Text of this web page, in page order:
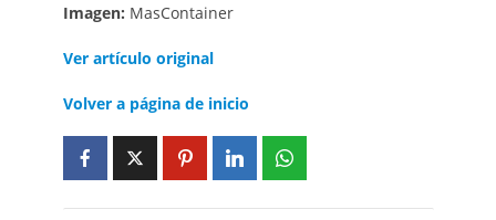
Imagen: MasContainer
Ver artículo original
Volver a página de inicio